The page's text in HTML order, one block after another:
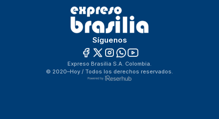
Síguenos
Expreso Brasilia S.A. Colombia.
© 2020–Hoy / Todos los derechos reservados.